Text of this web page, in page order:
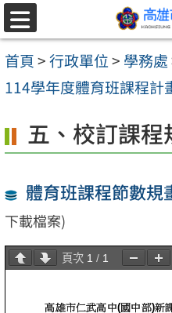
跳至主要內容區
選
單
首頁>行政單位> 學務處
114學年度體育班課程計
五、校訂課程
體育班課程節數規
下載檔案)
頁次 1 / 1